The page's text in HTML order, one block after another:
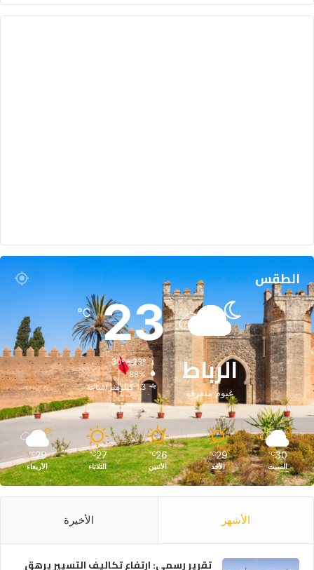
الطقس
الرباط
غيوم متفرقة
23
℃
30º - 23º
88%
1.3 كيلومتر/ساعة
30
℃
السبت
29
℃
الأحد
26
℃
الأثنين
27
℃
الثلاثاء
29
℃
الأربعاء
الأشهر الأخيرة
تقرير رسمي: ارتفاع تكاليف التسيير يرهق